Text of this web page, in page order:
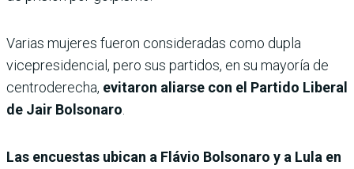
Varias mujeres fueron consideradas como dupla
vicepresidencial, pero sus partidos, en su mayoría de
centroderecha, evitaron aliarse con el Partido Liberal
de Jair Bolsonaro
Las encuestas ubican a Flávio Bolsonaro y a Lula en